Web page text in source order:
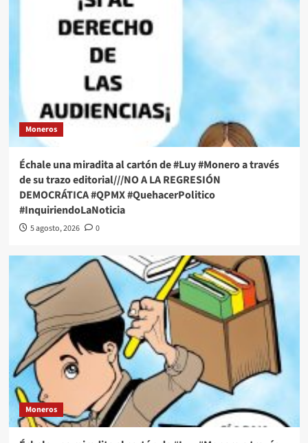
Moneros
Échale una miradita al cartón de #Luy #Monero a través
de su trazo editorial///NO A LA REGRESIÓN
DEMOCRÁTICA #QPMX #QuehacerPolitico
#InquiriendoLaNoticia
5 agosto, 2026 0
Moneros